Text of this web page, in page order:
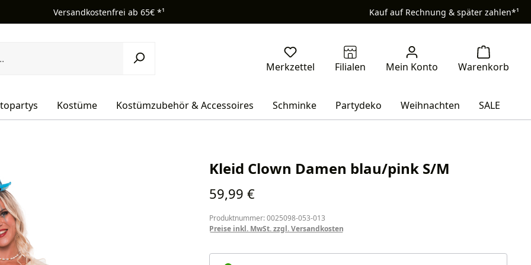
Versandkostenfrei ab 65€ *¹ Kauf auf Rechnung & später zahlen*¹
Kostüme Kostümzubehör & Accessoires Schminke Partydeko Weihnachten SALE
Kleid Clown Damen blau/pink S/M
Regulärer Preis:
59,99 €
Produktnummer: 0025098-053-013
Preise inkl. MwSt. zzgl. Versandkosten